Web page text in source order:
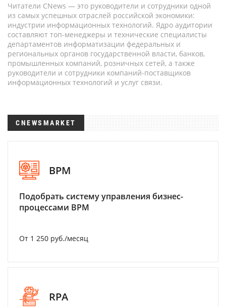
Читатели CNews — это руководители и сотрудники одной
из самых успешных отраслей российской экономики:
индустрии информационных технологий. Ядро аудитории
составляют топ-менеджеры и технические специалисты
департаментов информатизации федеральных и
региональных органов государственной власти, банков,
промышленных компаний, розничных сетей, а также
руководители и сотрудники компаний-поставщиков
информационных технологий и услуг связи.
CNEWSMARKET
BPM
Подобрать систему управления бизнес-
процессами BPM
От 1 250 руб./месяц
RPA